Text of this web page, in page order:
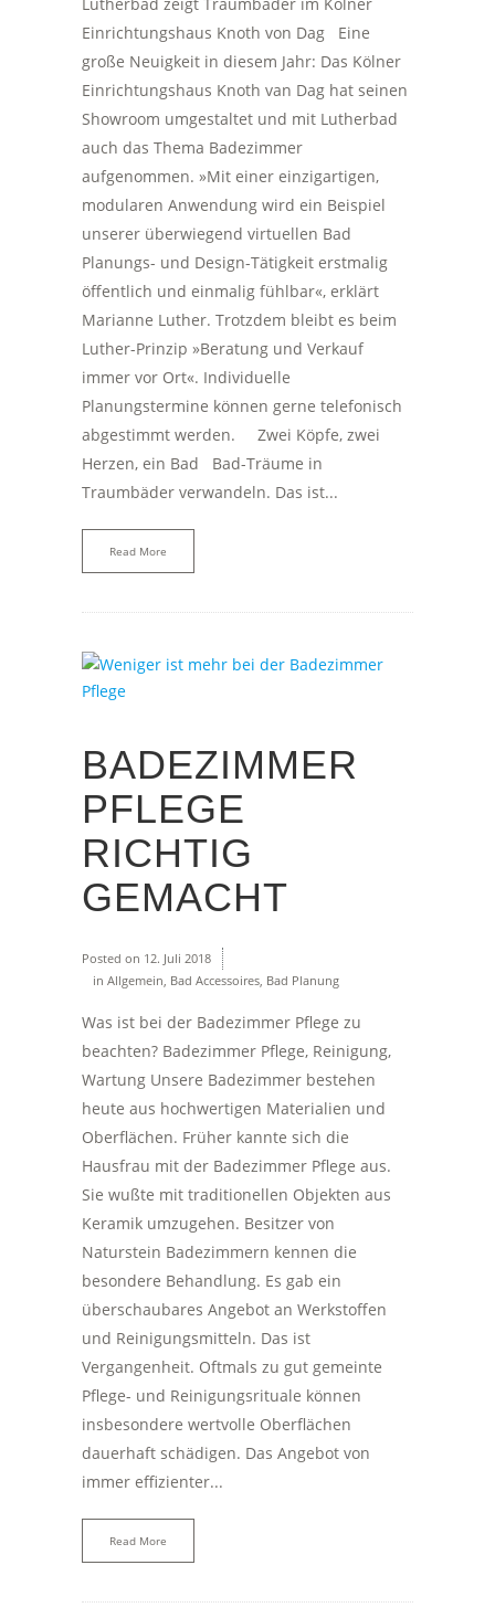
Einrichtungshaus Knoth von Dag Eine
große Neuigkeit in diesem Jahr: Das Kölner
Einrichtungshaus Knoth van Dag hat seinen
Showroom umgestaltet und mit Lutherbad
auch das Thema Badezimmer
aufgenommen. »Mit einer einzigartigen,
modularen Anwendung wird ein Beispiel
unserer überwiegend virtuellen Bad
Planungs- und Design-Tätigkeit erstmalig
öffentlich und einmalig fühlbar«, erklärt
Marianne Luther. Trotzdem bleibt es beim
Luther-Prinzip »Beratung und Verkauf
immer vor Ort«. Individuelle
Planungstermine können gerne telefonisch
abgestimmt werden. Zwei Köpfe, zwei
Herzen, ein Bad Bad-Träume in
Traumbäder verwandeln. Das ist...
Read More
BADEZIMMER
PFLEGE
RICHTIG
GEMACHT
Posted on 12. Juli 2018
in Allgemein Bad Accessoires Bad Planung
Was ist bei der Badezimmer Pflege zu
beachten? Badezimmer Pflege, Reinigung,
Wartung Unsere Badezimmer bestehen
heute aus hochwertigen Materialien und
Oberflächen. Früher kannte sich die
Hausfrau mit der Badezimmer Pflege aus.
Sie wußte mit traditionellen Objekten aus
Keramik umzugehen. Besitzer von
Naturstein Badezimmern kennen die
besondere Behandlung. Es gab ein
überschaubares Angebot an Werkstoffen
und Reinigungsmitteln. Das ist
Vergangenheit. Oftmals zu gut gemeinte
Pflege- und Reinigungsrituale können
insbesondere wertvolle Oberflächen
dauerhaft schädigen. Das Angebot von
immer effizienter...
Read More